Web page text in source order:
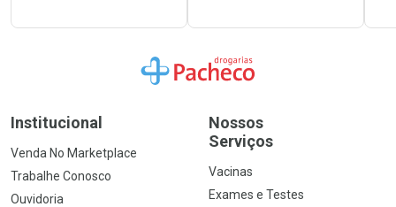
Ir para a Home
Institucional
Venda No Marketplace
Trabalhe Conosco
Ouvidoria
Nossos
Serviços
Vacinas
Exames e Testes